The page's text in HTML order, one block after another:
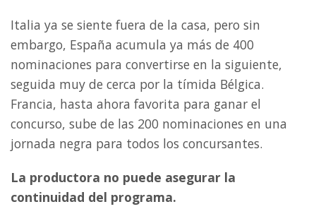
Italia ya se siente fuera de la casa, pero sin
embargo, España acumula ya más de 400
nominaciones para convertirse en la siguiente,
seguida muy de cerca por la tímida Bélgica.
Francia, hasta ahora favorita para ganar el
concurso, sube de las 200 nominaciones en una
jornada negra para todos los concursantes.
La productora no puede asegurar la
continuidad del programa.